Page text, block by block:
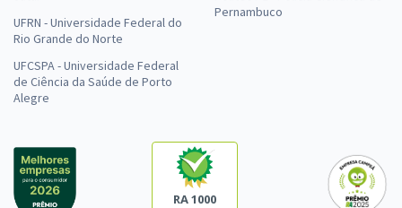
UFRN - Universidade Federal do
Rio Grande do Norte
UFCSPA - Universidade Federal
de Ciência da Saúde de Porto
Alegre
Pernambuco
RA 1000